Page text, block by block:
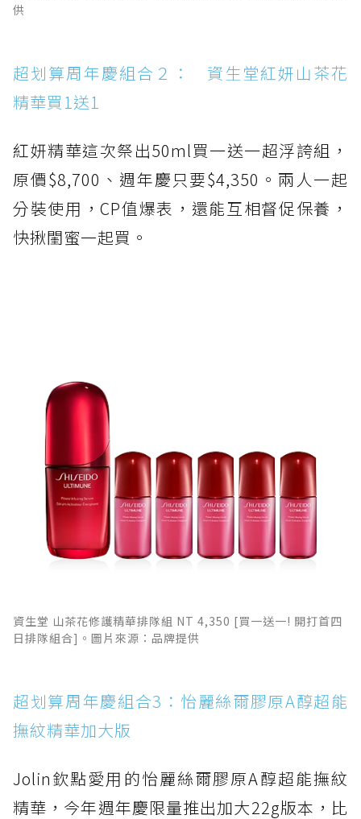
供
超划算周年慶組合２： 資生堂紅妍山茶花
精華買1送1
紅妍精華這次祭出50ml買一送一超浮誇組，
原價$8,700、週年慶只要$4,350。兩人一起
分裝使用，CP值爆表，還能互相督促保養，
快揪閨蜜一起買。
資生堂 山茶花修護精華排隊組 NT 4,350 [買一送一! 開打首四
日排隊組合]。圖片來源：品牌提供
超划算周年慶組合3：怡麗絲爾膠原A醇超能
撫紋精華加大版
Jolin欽點愛用的怡麗絲爾膠原A醇超能撫紋
精華，今年週年慶限量推出加大22g版本，比